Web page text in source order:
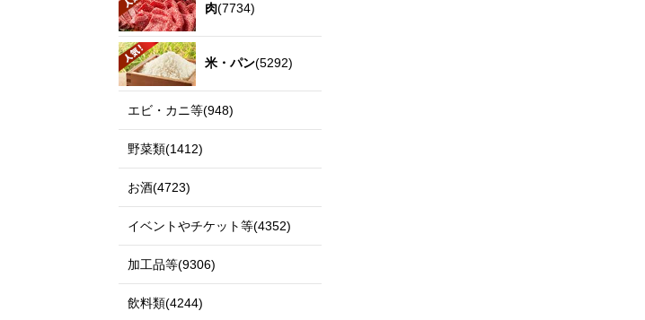
肉(7734)
米・パン(5292)
エビ・カニ等(948)
野菜類(1412)
お酒(4723)
イベントやチケット等(4352)
加工品等(9306)
飲料類(4244)